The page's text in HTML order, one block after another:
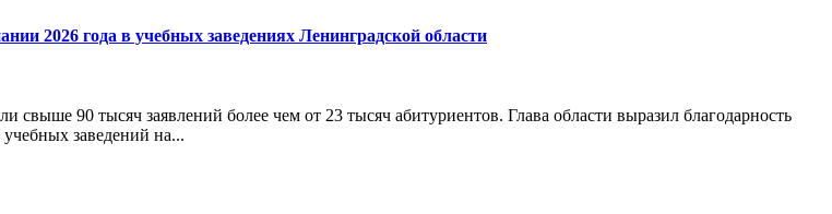
2026 года в учебных заведениях Ленинградской области
90 тысяч заявлений более чем от 23 тысяч абитуриентов. Глава области выразил благодарность
заведений на...